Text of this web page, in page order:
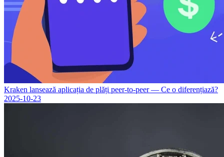
Kraken lansează aplicația de plăți peer-to-peer — Ce o diferențiază?
2025-10-23